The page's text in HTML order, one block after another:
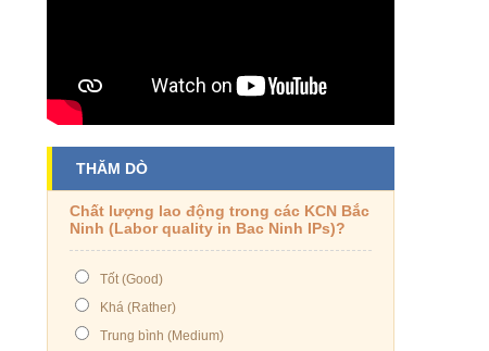
THĂM DÒ
Chất lượng lao động trong các KCN Bắc
Ninh (Labor quality in Bac Ninh IPs)?
Tốt (Good)
Khá (Rather)
Trung bình (Medium)